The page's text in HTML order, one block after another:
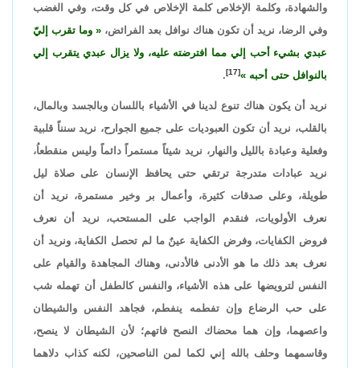
والشهادة، وكلمة الإخلاص كلمة الإخلاص في كل وقت، وفي الغضب
وفي الرضا، نريد أن تكون هناك نوافل بعد الفرائض،
وما تقرب إليّ
عبدي بشيء أحب إلي مما افترضته عليه، ولا يزال عبدي يتقرب إلي
بالنوافل حتى أحبه
[17]
.
نريد أن يكون هناك تنوع لدينا في الأشياء باللسان وبالجسد وبالمال،
بالقلب، نريد أن تكون العبوديات على جميع الجوارح، نريد سنناً قلبية
وفعلية وعبادة بالليل والنهار، نريد شيئاً مستمراً دائماً وليس منقطعاُ،
نريد عبادات متدرجة ترتقي حتى يحافظ الإنسان على صلاة ليل
طويلة، وعلى صدقات كثيرة، وأعمال بر وخير مستمرة، نريد أن
نعرف الأولويات، فنقدم الواجب على المستحب، نريد أن نعرف
فروض الكفايات، وفرض الكفاية عينٌ ما لم تحصل الكفاية، ونريد أن
نعرف بعد ذلك ما هو الأدنى فالأدنى، وهناك المجاهدة والقيام على
النفس لترويضها على هذه الأشياء، والنفس كالطفل أن تهمله شب
على حب الرضاع وإن تفطمه ينفطم، فجاهد النفس والشيطان
واعصهما، وإن هما محضاك النصح فاتهم؛ لأن الشيطان لا ينصح،
وقاسمهما وحلف بالله إني لكما لمن الناصحين، لكنه كذاب دلاهما